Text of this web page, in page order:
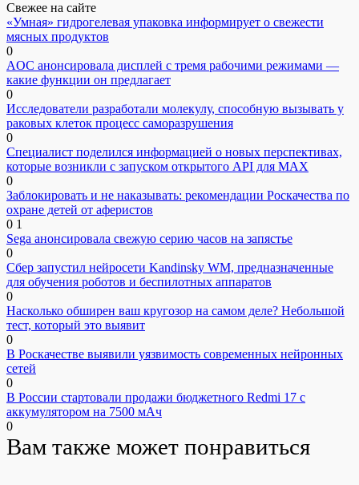
Свежее на сайте
«Умная» гидрогелевая упаковка информирует о свежести
мясных продуктов
0
AOC анонсировала дисплей с тремя рабочими режимами —
какие функции он предлагает
0
Исследователи разработали молекулу, способную вызывать у
раковых клеток процесс саморазрушения
0
Специалист поделился информацией о новых перспективах,
которые возникли с запуском открытого API для МАХ
0
Заблокировать и не наказывать: рекомендации Роскачества по
охране детей от аферистов
0 1
Sega анонсировала свежую серию часов на запястье
0
Сбер запустил нейросети Kandinsky WM, предназначенные
для обучения роботов и беспилотных аппаратов
0
Насколько обширен ваш кругозор на самом деле? Небольшой
тест, который это выявит
0
В Роскачестве выявили уязвимость современных нейронных
сетей
0
В России стартовали продажи бюджетного Redmi 17 с
аккумулятором на 7500 мАч
0
Вам также может понравиться